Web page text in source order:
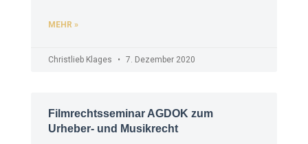
MEHR »
Christlieb Klages 7. Dezember 2020
Filmrechtsseminar AGDOK zum
Urheber- und Musikrecht